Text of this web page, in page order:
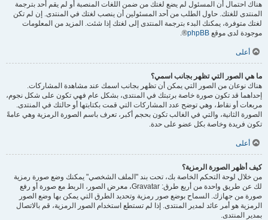
هناك احتمال أن المسئول لم يضع لغتك من ضمن اللغات المنصبة أو لم يقم أحد بترجمة
المنتدى للغتك. حاول الطلب من أحد المسئولين أن ينصب لغتك في المنتدى. إن لم تكن
لغتك متوفرة، يمكنك البدء بترجمة المنتدى إلى لغتك إذا شئت. المزيد من المعلومات
موجودة لدى موقع phpBB
®.
أعلى
ما هي الصور التي تظهر بجانب اسمي؟
هناك نوعان من الصور التي يمكن أن تظهر بجانب اسمك عند مشاهدة المشاركات.
إحداهما قد تكون صورة خاصة برتبتك في المنتدى، بشكل عام فهي تكون على شكل نجوم،
مربعات أو نقاط، وهي توضح عدد المشاركات التي قمت بكتابتها أو حالتك في المنتدى.
الصورة الثانية، والتي في الغالب تكون بحجم أكبر، تعرف باسم الصورة الرمزية وهي عامةً
تكون فريدة وخاصة بكل عضو على حدة.
أعلى
كيف أظهر الصورة الرمزية؟
من خلال لوحة التحكم الخاصة بك، تحت بند "الملف الشخصي" يمكنك وضع صورة رمزية
لك عن طريق واحدة من أربع طرق: Gravatar، معرض الصور، الربط مع صورة أو رفع
صورة من جهازك. السماح بوضع صور رمزية وتحديد الطرق التي يمكن بها وضع الصور
الرمزية هو أمر عائد لمدير المنتدى. إذا لم تستطع استخدام الصور الرمزية، قم بالاتصال
بمدير المنتدى.